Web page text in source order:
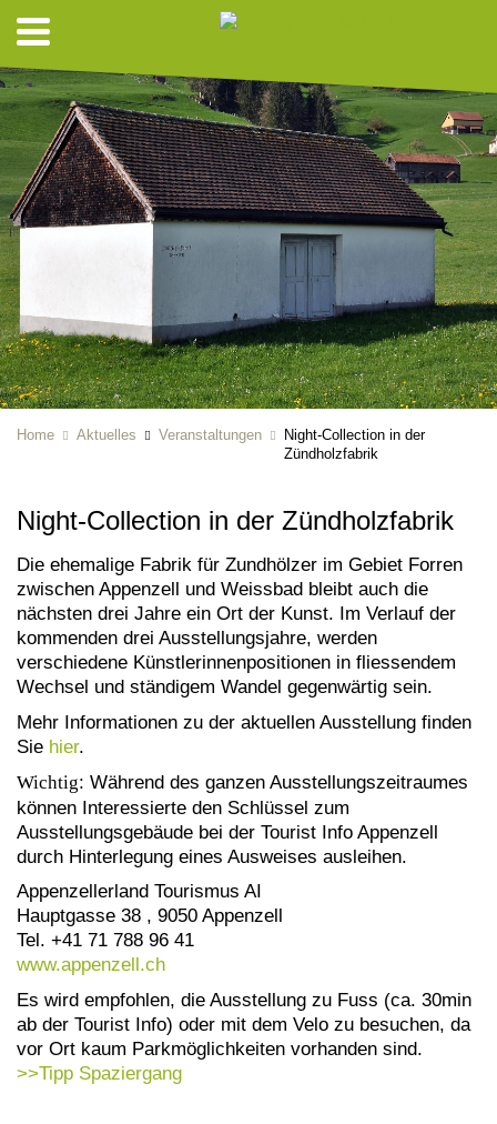
Home Aktuelles Veranstaltungen
Night-Collection in der
Zündholzfabrik
Night-Collection in der Zündholzfabrik
Die ehemalige Fabrik für Zundhölzer im Gebiet Forren
zwischen Appenzell und Weissbad bleibt auch die
nächsten drei Jahre ein Ort der Kunst. Im Verlauf der
kommenden drei Ausstellungsjahre, werden
verschiedene Künstlerinnenpositionen in fliessendem
Wechsel und ständigem Wandel gegenwärtig sein.
Mehr Informationen zu der aktuellen Ausstellung finden
Sie hier.
Wichtig: Während des ganzen Ausstellungszeitraumes
können Interessierte den Schlüssel zum
Ausstellungsgebäude bei der Tourist Info Appenzell
durch Hinterlegung eines Ausweises ausleihen.
Appenzellerland Tourismus AI
Hauptgasse 38 , 9050 Appenzell
Tel. +41 71 788 96 41
www.appenzell.ch
Es wird empfohlen, die Ausstellung zu Fuss (ca. 30min
ab der Tourist Info) oder mit dem Velo zu besuchen, da
vor Ort kaum Parkmöglichkeiten vorhanden sind.
>>Tipp Spaziergang